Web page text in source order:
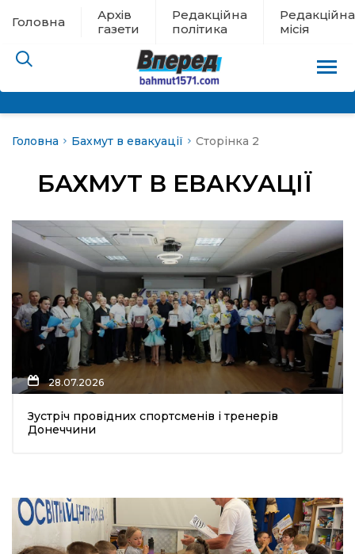
Головна
Архів
газети
Редакційна
політика
Редакційна
місія
евакуації
новини
політика
Головна Бахмут в евакуації Сторінка 2
БАХМУТ В ЕВАКУАЦІЇ
28.07.2026
Зустріч провідних спортсменів і тренерів
Донеччини